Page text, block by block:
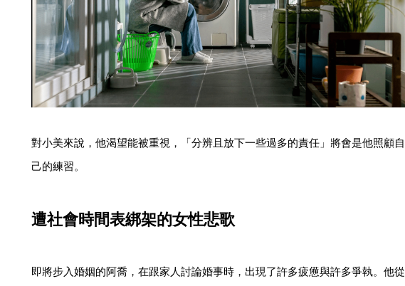
對小美來說，他渴望能被重視，「分辨且放下一些過多的責任」將會是他照顧自
己的練習。
遭社會時間表綁架的女性悲歌
即將步入婚姻的阿喬，在跟家人討論婚事時，出現了許多疲憊與許多爭執。他從